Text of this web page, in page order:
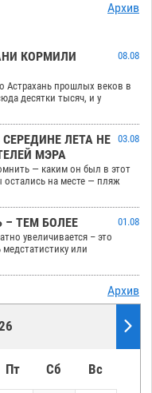
Архив
КОРМИЛИ
08.08
Астрахань прошлых веков в
десятки тысяч, и у
ЛЕТА НЕ
МЭРА
03.08
— каким он был в этот
на месте — пляж
ТЕМ БОЛЕЕ
01.08
увеличивается – это
или
Архив
Пт Сб Вс